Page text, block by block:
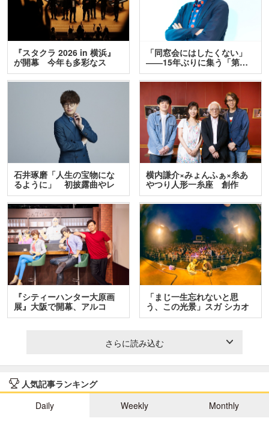
『スタクラ 2026 in 横浜』
が開幕 今年も多彩なス
テ…
「同窓会にはしたくない」
――15年ぶりに集う「第…
石井琢磨「人生の宝物にな
るように」 初披露曲やレ
ア…
横内謙介×みょんふぁ×糸あ
やつり人形一糸座 創作
人…
『シティーハンター大原画
展』大阪で開幕、アルコ
＆…
「まじ一生忘れないと思
う、この光景」スガ シカオ
と…
さらに読み込む
人気記事ランキング
Daily
Weekly Monthly